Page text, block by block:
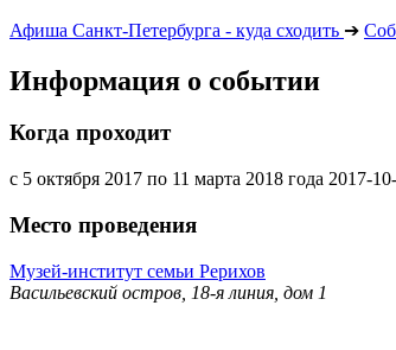
Афиша Санкт-Петербурга - куда сходить ➔
Информация о событии
Когда проходит
с 5 октября 2017 по 11 марта 2018 года 2017-
Место проведения
Музей-институт семьи Рерихов
Васильевский остров, 18-я линия, дом 1